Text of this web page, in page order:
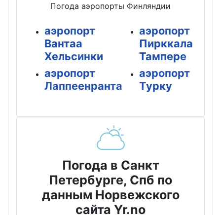
Погода аэропорты Финляндии
аэропорт
Вантаа
Хельсинки
аэропорт
Лаппеенранта
аэропорт
Пирккала
Тампере
аэропорт
Турку
Погода в Санкт
Петербурге, Спб по
данным Норвежского
сайта Yr.no